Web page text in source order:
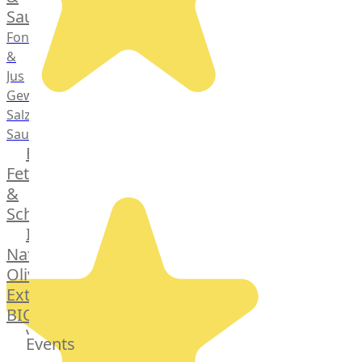
Saucen
Fonds
&
Jus
Gewürze
Salz
Saucen
Butter,
Fett
&
Schmalz
ItalianBar
Natives
Olivenöl
Extra
BIO
Veggie
Hardware
Events